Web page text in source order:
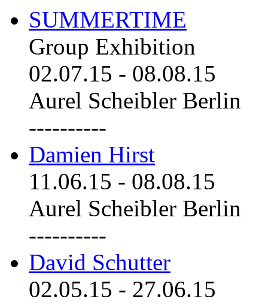
SUMMERTIME
Group Exhibition
02.07.15 - 08.08.15
Aurel Scheibler Berlin
----------
Damien Hirst
11.06.15 - 08.08.15
Aurel Scheibler Berlin
----------
David Schutter
02.05.15 - 27.06.15